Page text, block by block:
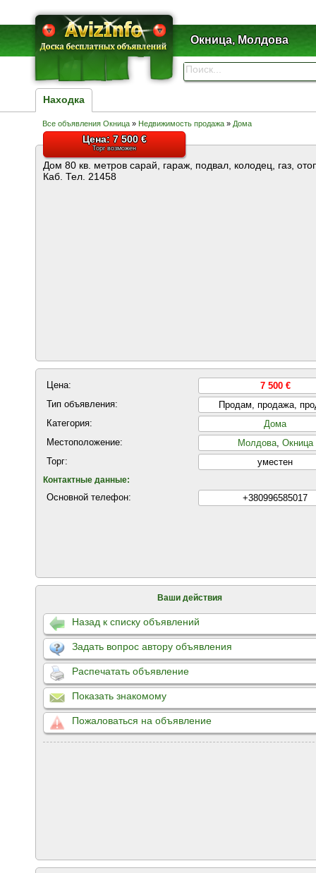
Окница, Молдова
Находка
Все объявления Окница » Недвижимость продажа » Дома
Цена: 7 500 €
Торг возможен
Дом 80 кв. метров сарай, гараж, подвал, колодец, газ,
Каб. Тел. 21458
Цена:
7 500 €
Тип объявления:
Продам, продажа,
Категория:
Дома
Местоположение:
Молдова, Окница
Торг:
уместен
Контактные данные:
Основной телефон: +380996585017
Ваши действия
Назад к списку объявлений
Задать вопрос автору объявления
Распечатать объявление
Показать знакомому
Пожаловаться на объявление